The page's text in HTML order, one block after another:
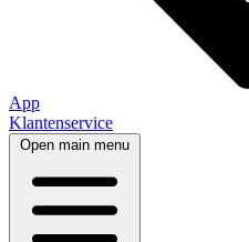
App
Klantenservice
Open main menu